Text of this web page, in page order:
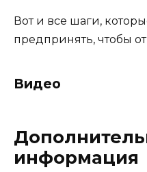
Вот и все шаги,
предпринять, чтобы
Видео
информация